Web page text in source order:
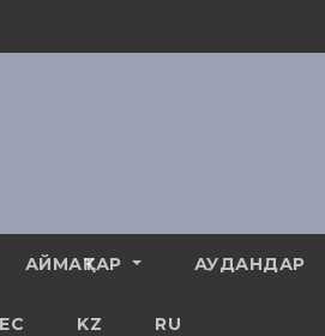
АЙМАҚТАР АУДАНДАР
KZ RU